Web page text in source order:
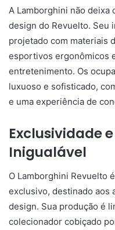
A Lamborghini não deixa
design do Revuelto. Seu
projetado com materiais
esportivos ergonômicos
entretenimento. Os
luxuoso e sofisticado,
e uma experiência de
Exclusividade
Inigualável
O Lamborghini Revuelto
exclusivo, destinado aos
design. Sua produção é
colecionador cobiçado